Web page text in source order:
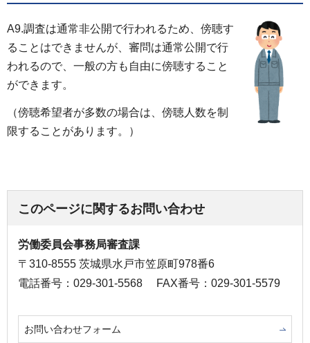
A9.調査は通常非公開で行われるため、傍聴す
ることはできませんが、審問は通常公開で行
われるので、一般の方も自由に傍聴すること
ができます。
（傍聴希望者が多数の場合は、傍聴人数を制
限することがあります。）
このページに関するお問い合わせ
労働委員会事務局審査課
〒310-8555 茨城県水戸市笠原町978番6
電話番号：029-301-5568
FAX番号：029-301-5579
お問い合わせフォーム